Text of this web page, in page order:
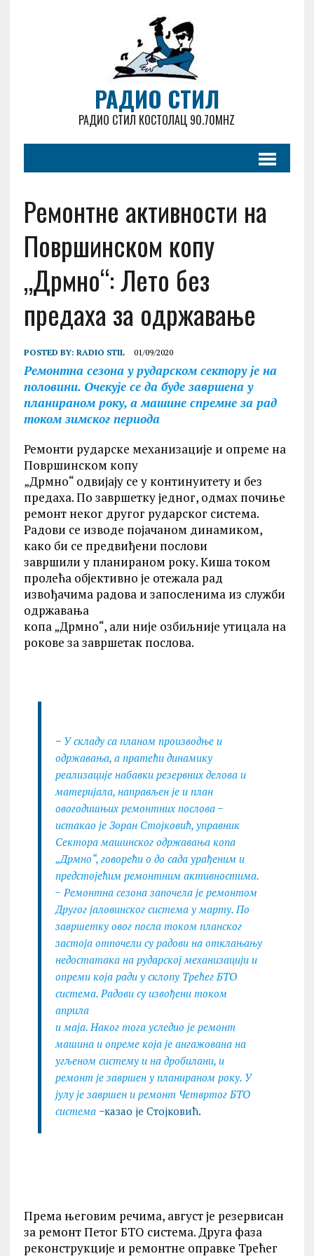
РАДИО СТИЛ
РАДИО СТИЛ КОСТОЛАЦ 90.70MHZ
Ремонтне активности на
Површинском копу
„Дрмно“: Лето без
предаха за одржавање
POSTED BY: RADIO STIL 01/09/2020
Ремонтна сезона у рударском сектору је на
половини. Очекује се да буде завршена у
планираном року, а машине спремне за рад
током зимског периода
Ремонти рударске механизације и опреме на
Површинском копу
„Дрмно“ одвијају се у континуитету и без
предаха. По завршетку једног, одмах почиње
ремонт неког другог рударског система.
Радови се изводе појачаном динамиком,
како би се предвиђени послови
завршили у планираном року. Киша током
пролећа објективно је отежала рад
извођачима радова и запосленима из служби
одржавања
копа „Дрмно“, али није озбиљније утицала на
рокове за завршетак послова.
− У складу са планом производње и
одржавања, а пратећи динамику
реализације набавки резервних делова и
материјала, направљен је и план
овогодишњих ремонтних послова −
истакао је Зоран Стојковић, управник
Сектора машинског одржавања копа
„Дрмно“, говорећи о до сада урађеним и
предстојећим ремонтним активностима.
− Ремонтна сезона започела је ремонтом
Другог јаловинског система у марту. По
завршетку овог посла током планског
застоја отпочели су радови на отклањању
недостатака на рударској механизацији и
опреми која ради у склопу Трећег БТО
система. Радови су извођени током
априла
и маја. Наког тога уследио је ремонт
машина и опреме која је ангажована на
угљеном систему и на дробилани, и
ремонт је завршен у планираном року. У
јулу је завршен и ремонт Четвртог БТО
система−казао је Стојковић.
Према његовим речима, август је резервисан
за ремонт Петог БТО система. Друга фаза
реконструкције и ремонтне оправке Трећег